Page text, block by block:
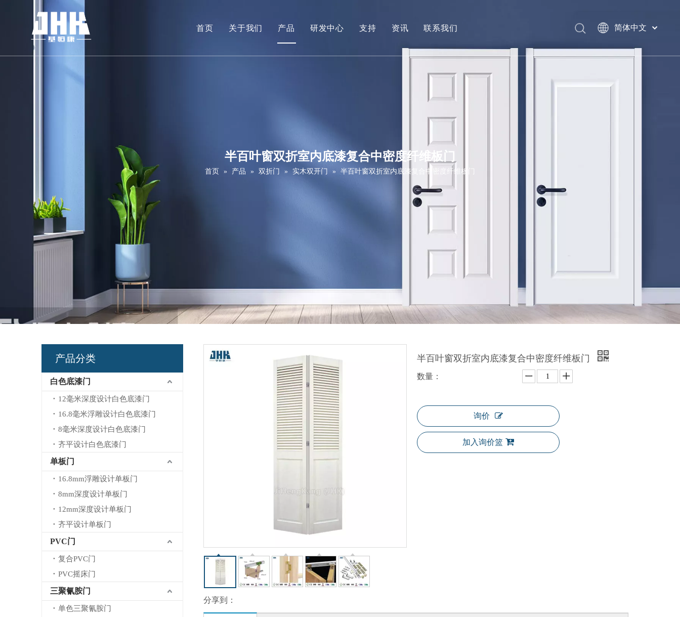
首页 关于我们 产品
实木门
WPC地板
研发中心 支持 资讯 联系我们
简体中文
العربية
半百叶窗双折室内底漆复合中密度纤维板门
首页 » 产品 » 双折门 » 实木双开门 » 半百叶窗双折室内底漆复合中密度纤维板门
产品分类
白色底漆门
12毫米深度设计白色底漆门
16.8毫米浮雕设计白色底漆门
8毫米深度设计白色底漆门
齐平设计白色底漆门
单板门
16.8mm浮雕设计单板门
8mm深度设计单板门
12mm深度设计单板门
齐平设计单板门
PVC门
复合PVC门
PVC摇床门
三聚氰胺门
单色三聚氰胺门
分享到：
半百叶窗双折室内底漆复合中密度纤维板门
数量：
询价
加入询价篮